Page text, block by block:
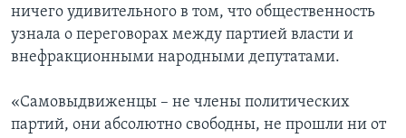
ничего удивительного в том, что общественность
узнала о переговорах между партией власти и
внефракционными народными депутатами.
«Самовыдвиженцы – не члены политических
партий, они абсолютно свободны, не прошли ни от